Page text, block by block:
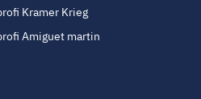
Kramer Krieg
Amiguet martin